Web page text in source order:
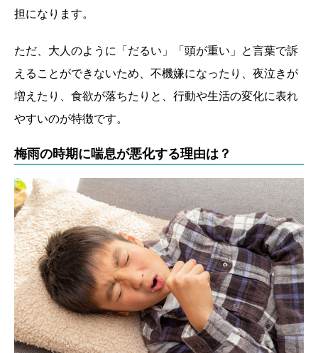
担になります。
ただ、大人のように「だるい」「頭が重い」と言葉で訴
えることができないため、不機嫌になったり、夜泣きが
増えたり、食欲が落ちたりと、行動や生活の変化に表れ
やすいのが特徴です。
梅雨の時期に喘息が悪化する理由は？